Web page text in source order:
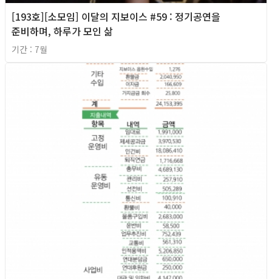
[193호][소모임] 이달의 지보이스 #59 : 정기공연을
준비하며, 하루가 모인 삶
기간 : 7월